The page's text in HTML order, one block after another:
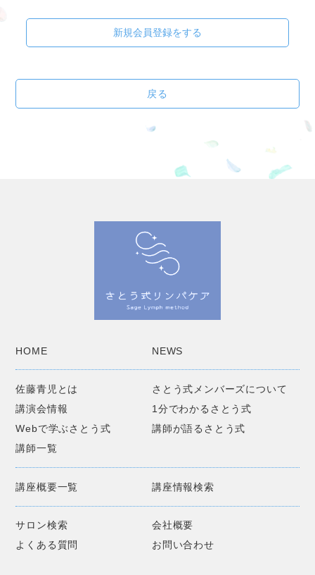
新規会員登録をする
戻る
HOME NEWS
佐藤青児とは
さとう式メンバーズについて
講演会情報
1分でわかるさとう式
Webで学ぶさとう式
講師が語るさとう式
講師一覧
講座概要一覧 講座情報検索
サロン検索
会社概要
よくある質問
お問い合わせ